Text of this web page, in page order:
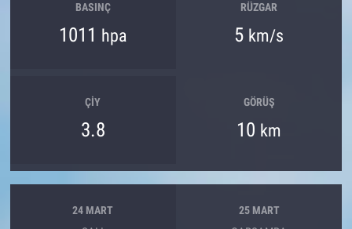
BASINÇ
1011 hpa
RÜZGAR
5 km/s
ÇIY
3.8
GÖRÜŞ
10 km
24 MART 25 MART